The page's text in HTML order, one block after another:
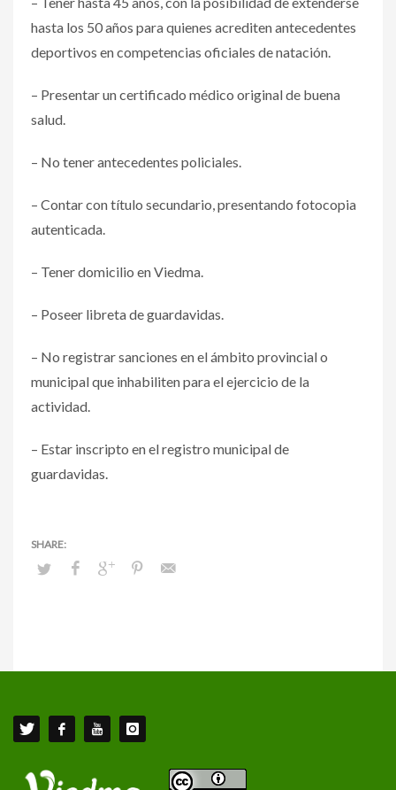
hasta los 50 años para quienes acrediten antecedentes
deportivos en competencias oficiales de natación.
– Presentar un certificado médico original de buena
salud.
– No tener antecedentes policiales.
– Contar con título secundario, presentando fotocopia
autenticada.
– Tener domicilio en Viedma.
– Poseer libreta de guardavidas.
– No registrar sanciones en el ámbito provincial o
municipal que inhabiliten para el ejercicio de la
actividad.
– Estar inscripto en el registro municipal de
guardavidas.